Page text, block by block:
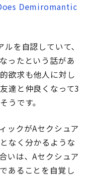
Demiromantic
を自認していて、
ったという話があ
欲求も他人に対し
達と仲良くなって3
うです。
ックがAセクシュア
なく分かるような
いは、Aセクシュア
あることを自覚し